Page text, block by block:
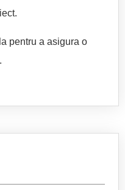
pentru a asigura o